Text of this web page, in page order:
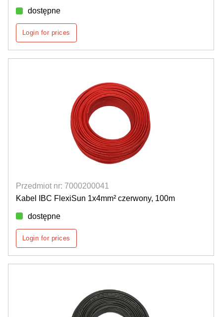
dostępne
Login for prices
Przedmiot nr: 7000200041
Kabel IBC FlexiSun 1x4mm² czerwony, 100m
dostępne
Login for prices